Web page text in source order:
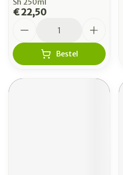
Sh 250ml
€ 22,50
Bestel